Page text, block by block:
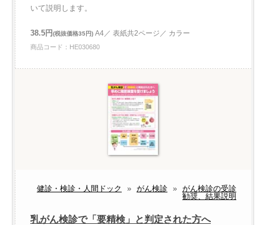
いて説明します。
38.5円(税抜価格35円) A4／ 表紙共2ページ／ カラー
商品コード：HE030680
健診・検診・人間ドック » がん検診 » がん検診の受診
勧奨、結果説明
乳がん検診で「要精検」と判定された方へ